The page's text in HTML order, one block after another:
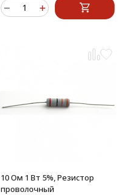
10 Ом 1 Вт 5%, Резистор
проволочный